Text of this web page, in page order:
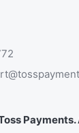
Payments.